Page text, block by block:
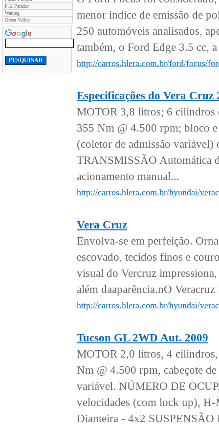
P12 Parador
Warung
Green Valley
menor índice de emissão de
250 automóveis analisados,
também, o Ford Edge 3.5 cc,
http://carros.hlera.com.br/ford/focus/
Especificações do Vera Cruz
MOTOR 3,8 litros; 6 cilindros
355 Nm @ 4.500 rpm; bloco
(coletor de admissão
TRANSMISSÃO Automática
acionamento manual...
http://carros.hlera.com.br/hyundai/
Vera Cruz
Envolva-se em perfeição.
escovado, tecidos finos e
visual do Vercruz
além daaparência.nO
http://carros.hlera.com.br/hyundai/
Tucson GL 2WD Aut. 2009
MOTOR 2,0 litros, 4
Nm @ 4.500 rpm, cabeçote
variável. NÚMERO DE
velocidades (com lock up),
Dianteira - 4x2 SUSPENSÃO